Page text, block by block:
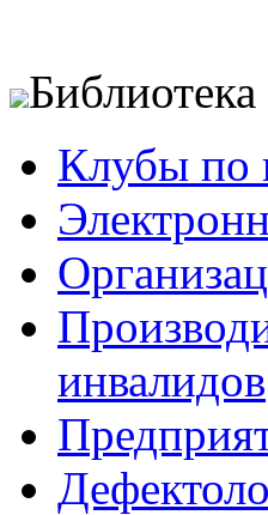
Клубы по
инвалидов